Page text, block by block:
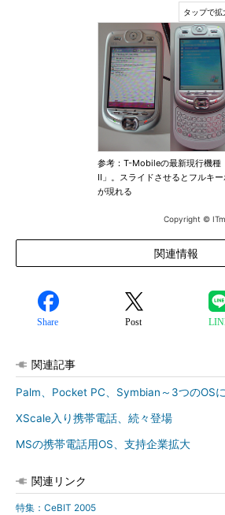
参考：T-Mobileの最新現行機種
II」。スライドさせるとフルキー
が現れる
Copyright ©
関連情報
Share Post
関連記事
Palm、Pocket PC、Symbian～3つのOS
XScale入り携帯電話、続々登場
MSの携帯電話用OS、支持企業拡大
関連リンク
特集：CeBIT 2005